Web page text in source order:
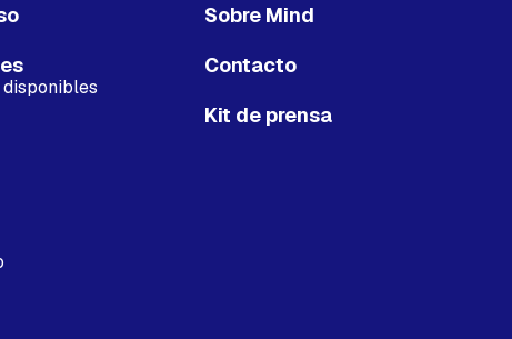
Sobre Mind
Contacto
Kit de prensa